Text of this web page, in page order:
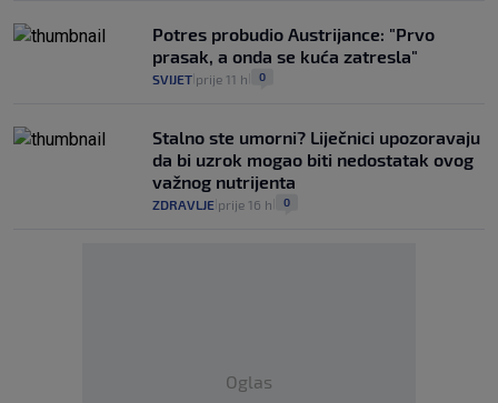
Potres probudio Austrijance: "Prvo
prasak, a onda se kuća zatresla"
SVIJET prije 11 h 0
Stalno ste umorni? Liječnici upozoravaju
da bi uzrok mogao biti nedostatak ovog
važnog nutrijenta
ZDRAVLJE prije 16 h 0
Oglas